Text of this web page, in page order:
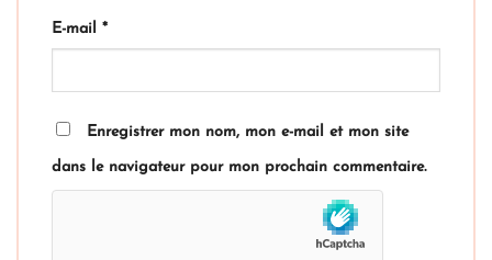
E-mail *
Enregistrer mon nom, mon e-mail et mon site
dans le navigateur pour mon prochain commentaire.